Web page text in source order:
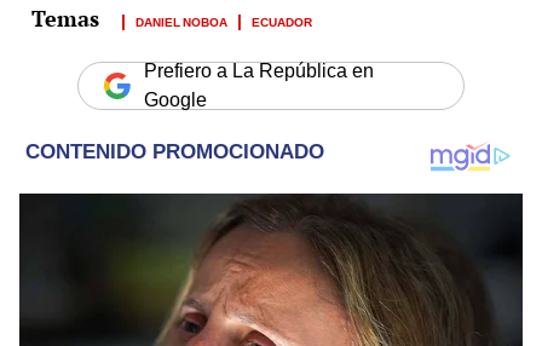
DANIEL NOBOA ECUADOR
Prefiero a La República en
Google